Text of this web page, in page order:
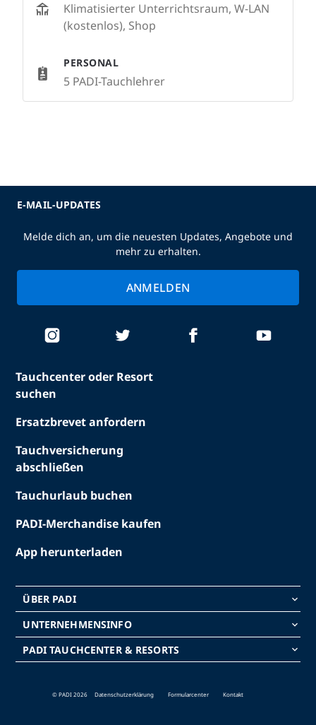
Klimatisierter Unterrichtsraum, W-LAN
(kostenlos), Shop
PERSONAL
5 PADI-Tauchlehrer
Tauchcenter oder Resort
suchen
Ersatzbrevet anfordern
Tauchversicherung
abschließen
Tauchurlaub buchen
PADI-Merchandise kaufen
App herunterladen
ÜBER PADI keyboard_arrow_down
UNTERNEHMENSINFO keyboard_arrow_down
PADI TAUCHCENTER & RESORTS keyboard_arrow_down
E-MAIL-UPDATES
Melde dich an, um die neuesten Updates, Angebote und
mehr zu erhalten.
ANMELDEN
© PADI 2026 Datenschutzerklärung Formularcenter Kontakt